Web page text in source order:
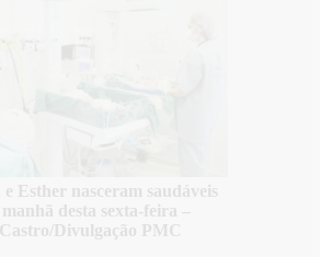
Esther nasceram saudáveis
desta sexta-feira –
Divulgação PMC